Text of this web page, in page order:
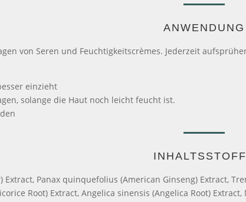
ANWENDUNG
von Seren und Feuchtigkeitscrèmes. Jederzeit
einzieht
solange die Haut noch leicht feucht ist.
Panax quinquefolius (American Ginseng) Extract,
Root) Extract, Angelica sinensis (Angelica Root)